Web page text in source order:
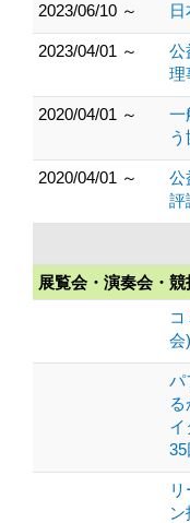
2023/06/10 ～
2023/04/01 ～
公
理
2020/04/01 ～
一
2020/04/01 ～
公
評
展覧会・演奏会・
会)
パ
イ